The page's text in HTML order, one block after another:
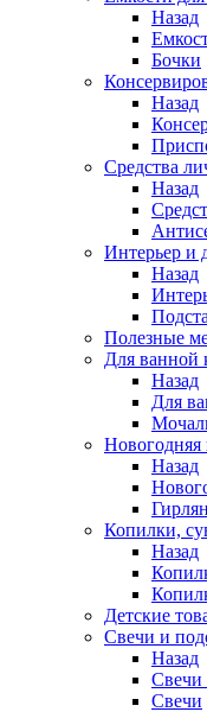
Назад
Бочки
Назад
Средства
Назад
Интерьер и
Назад
Полезные
Для ванной
Назад
Для
Новогодняя
Назад
Копилки,
Назад
Детские
Свечи и
Назад
Свечи
Свечи